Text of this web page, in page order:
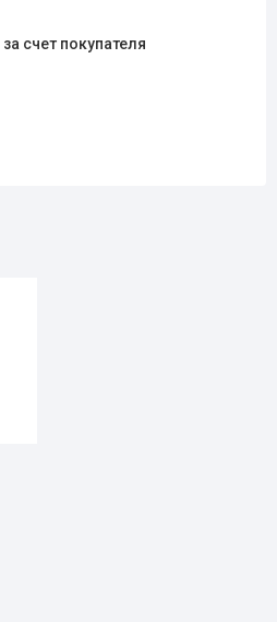
за счет покупателя